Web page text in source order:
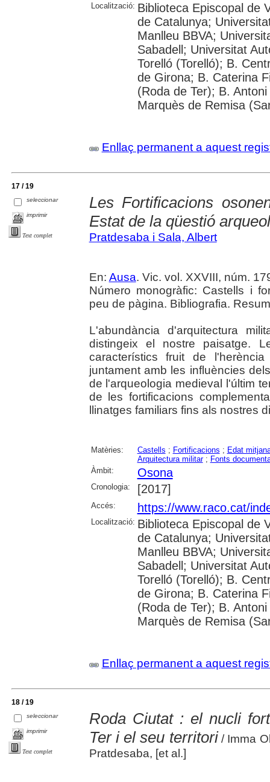
Localització: Biblioteca Episcopal de
de Catalunya;
Manlleu BBVA;
Sabadell; Universitat
Torelló (Torelló); B.
de Girona; B. Caterina
(Roda de Ter); B.
Marquès de Remisa
Enllaç permanent a aquest
17 / 19
seleccionar
imprimir
Text complet
Les Fortificacions
Estat de la qüestió
Pratdesaba i Sala, Albert
En: Ausa. Vic. vol. XXVIII, núm.
Número monogràfic: Castells i
peu de pàgina. Bibliografia.
L'abundància d'arquitectura
distingeix el nostre paisatge.
característics fruit de
juntament amb les influències
de l'arqueologia medieval l'últim
de les fortificacions
llinatges familiars fins als nostres
Matèries: Castells ; Fortificacions ; Edat
Arquitectura militar; Fonts
Àmbit:
Osona
Cronologia: [2017]
Accés: https://www.raco.cat/
Localització: Biblioteca Episcopal de
de Catalunya;
Manlleu BBVA;
Sabadell; Universitat
Torelló (Torelló); B.
de Girona; B. Caterina
(Roda de Ter); B.
Marquès de Remisa
Enllaç permanent a aquest
18 / 19
seleccionar
imprimir
Text complet
Roda Ciutat : el nucli
Ter i el seu territori/ Imma
Pratdesaba, [et al.]